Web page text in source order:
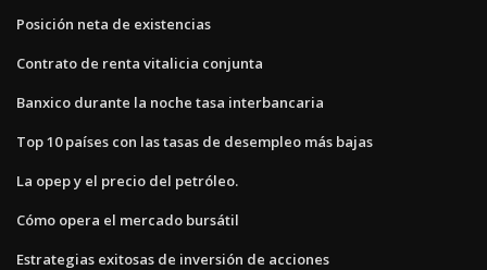
Posición neta de existencias
Contrato de renta vitalicia conjunta
Banxico durante la noche tasa interbancaria
Top 10 países con las tasas de desempleo más bajas
La opep y el precio del petróleo.
Cómo opera el mercado bursátil
Estrategias exitosas de inversión de acciones